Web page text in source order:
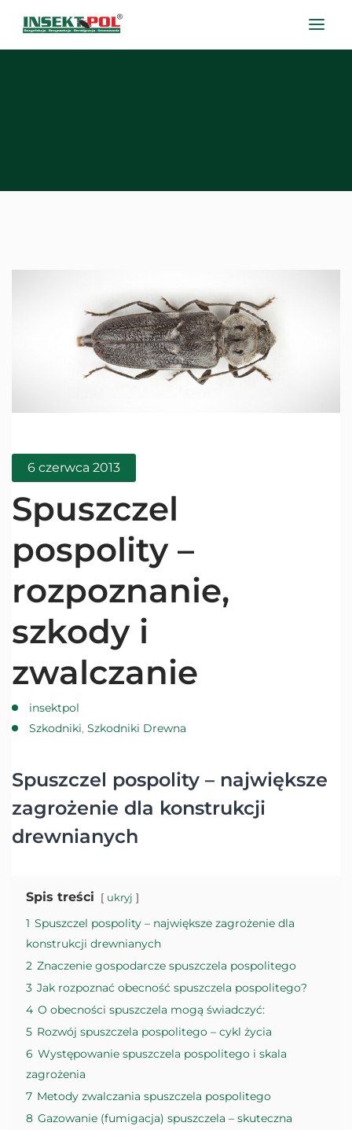
6 czerwca 2013
Spuszczel
pospolity –
rozpoznanie,
szkody i
zwalczanie
insektpol
Szkodniki, Szkodniki Drewna
Spuszczel pospolity – największe
zagrożenie dla konstrukcji
drewnianych
Spis treści ukryj
1 Spuszczel pospolity – największe zagrożenie dla
konstrukcji drewnianych
2 Znaczenie gospodarcze spuszczela pospolitego
3 Jak rozpoznać obecność spuszczela pospolitego?
4 O obecności spuszczela mogą świadczyć:
5 Rozwój spuszczela pospolitego – cykl życia
6 Występowanie spuszczela pospolitego i skala
zagrożenia
7 Metody zwalczania spuszczela pospolitego
8 Gazowanie (fumigacja) spuszczela – skuteczna